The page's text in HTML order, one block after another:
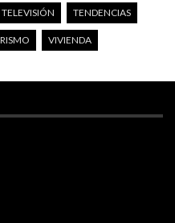
TELEVISIÓN TENDENCIAS
VIVIENDA